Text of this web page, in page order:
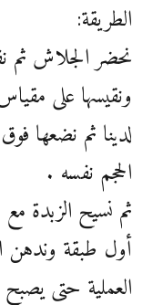
الطريقة:
نحضر الجلاش ثم
ونقيسها على
لدينا ثم نضعها
الحجم نفسه .
ثم نسيح الزبدة
أول طبقة وندهن
العملية حتى